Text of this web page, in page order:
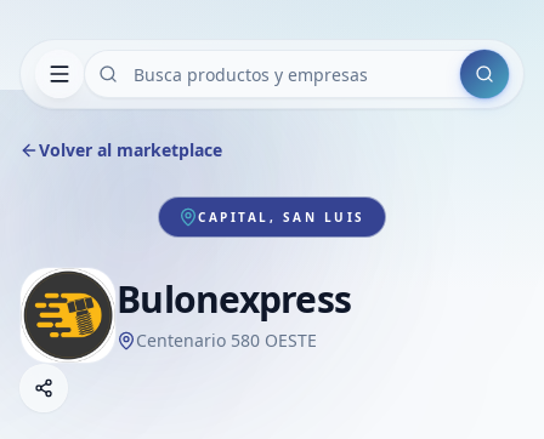
Buscar
Volver al marketplace
CAPITAL, SAN LUIS
Bulonexpress
Centenario 580 OESTE
Compartir empresa